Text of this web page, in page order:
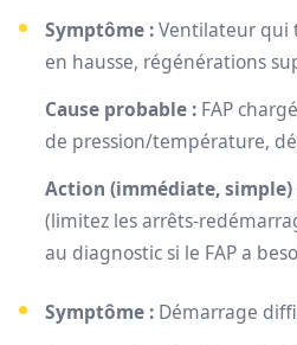
Symptôme :Ventilateur qui
en hausse, régénérations
Cause probable : FAP
de pression/température,
Action (immédiate, simple)
(limitez les arrêts-
au diagnostic si le FAP a
Symptôme : Démarrage